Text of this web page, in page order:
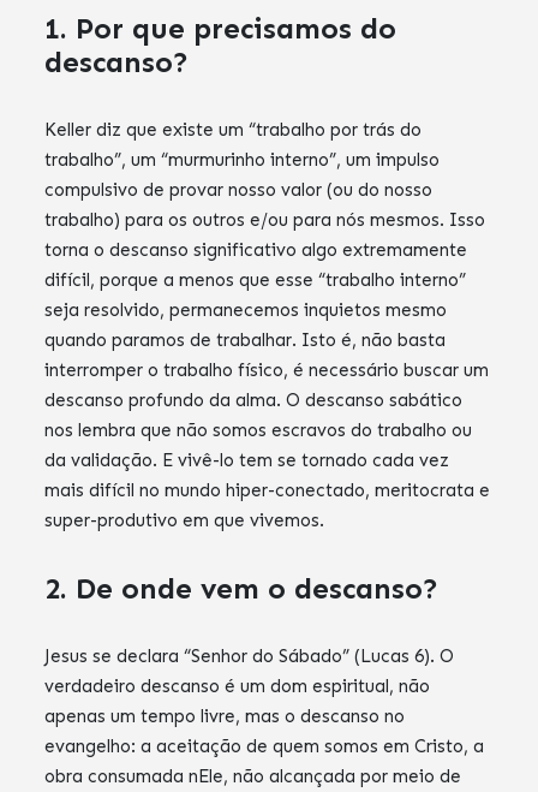
1. Por que precisamos do
descanso?
Keller diz que existe um “trabalho por trás do
trabalho”, um “murmurinho interno”, um impulso
compulsivo de provar nosso valor (ou do nosso
trabalho) para os outros e/ou para nós mesmos. Isso
torna o descanso significativo algo extremamente
difícil, porque a menos que esse “trabalho interno”
seja resolvido, permanecemos inquietos mesmo
quando paramos de trabalhar. Isto é, não basta
interromper o trabalho físico, é necessário buscar um
descanso profundo da alma. O descanso sabático
nos lembra que não somos escravos do trabalho ou
da validação. E vivê-lo tem se tornado cada vez
mais difícil no mundo hiper-conectado, meritocrata e
super-produtivo em que vivemos.
2. De onde vem o descanso?
Jesus se declara “Senhor do Sábado” (Lucas 6). O
verdadeiro descanso é um dom espiritual, não
apenas um tempo livre, mas o descanso no
evangelho: a aceitação de quem somos em Cristo, a
obra consumada nEle, não alcançada por meio de